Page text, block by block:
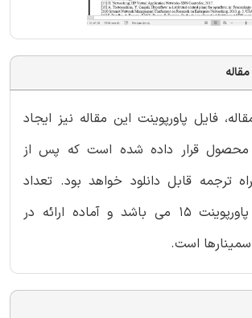
فایل پاورپوینت این مقاله نیز ایجاد
قرار داده شده است که پس از
ترجمه قابل دانلود خواهد بود. تعداد
اسلایدهای این پاورپوینت 15 می باشد و آماده ارائه در
سمینارها است.